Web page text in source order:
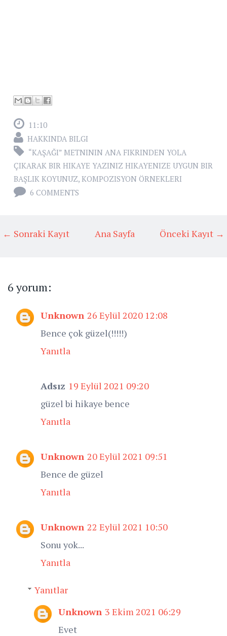
11:10
HAKKINDA BILGI
“KAŞAĞI” METNININ ANA FIKRINDEN YOLA
ÇIKARAK BIR HIKAYE YAZINIZ HIKAYENIZE UYGUN BIR
BAŞLIK KOYUNUZ, KOMPOZISYON ÖRNEKLERI
6 COMMENTS
← Sonraki Kayıt Önceki Kayıt →
Ana Sayfa
6 yorum:
Unknown 26 Eylül 2020 12:08
Bence çok güzel(!!!!!)
Yanıtla
Adsız 19 Eylül 2021 09:20
güzel bi hikaye bence
Yanıtla
Unknown 20 Eylül 2021 09:51
Bence de güzel
Yanıtla
Unknown 22 Eylül 2021 10:50
Sonu yok...
Yanıtla
Yanıtlar
Unknown 3 Ekim 2021 06:29
Evet